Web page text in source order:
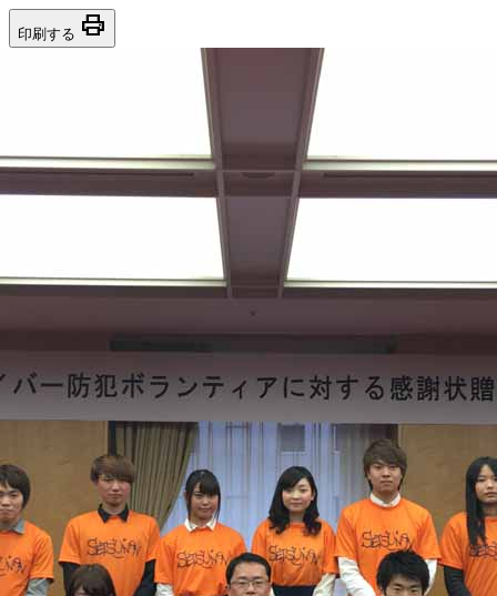
印刷する print